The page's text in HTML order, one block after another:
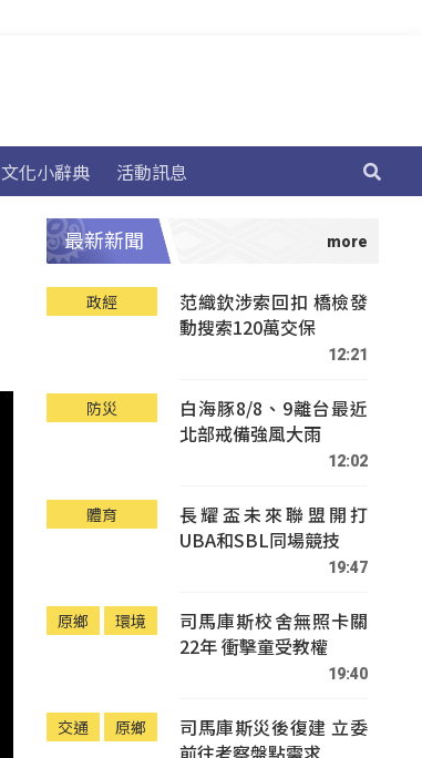
文化小辭典 活動訊息
最新新聞
政經
范織欽涉索回扣 橋檢發
動搜索120萬交保
12:21
防災
白海豚8/8、9離台最近
北部戒備強風大雨
12:02
體育
長耀盃未來聯盟開打
UBA和SBL同場競技
19:47
原鄉 環境
司馬庫斯校舍無照卡關
22年 衝擊童受教權
19:40
交通 原鄉
司馬庫斯災後復建 立委
前往考察盤點需求